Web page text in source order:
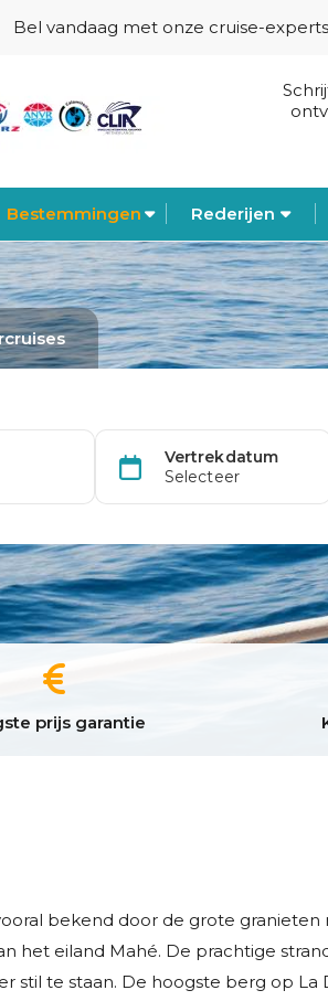
Bel vandaag met onze cruise-
Bestemmingen Rederijen
prijs garantie
bekend door de grote
het eiland Mahé. De prachtige
stil te staan. De hoogste berg op